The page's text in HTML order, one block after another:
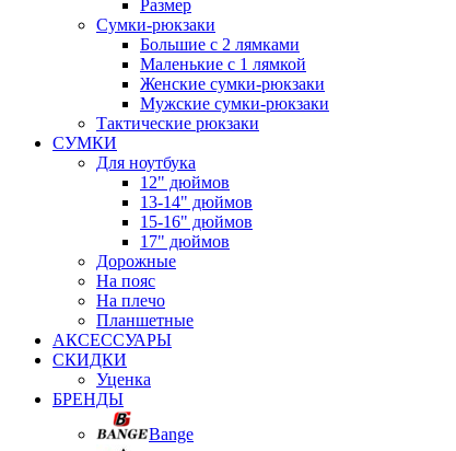
Размер
Сумки-рюкзаки
Большие с 2 лямками
Маленькие с 1 лямкой
Женские сумки-рюкзаки
Мужские сумки-рюкзаки
Тактические рюкзаки
СУМКИ
Для ноутбука
12" дюймов
13-14" дюймов
15-16" дюймов
17" дюймов
Дорожные
На пояс
На плечо
Планшетные
АКСЕССУАРЫ
СКИДКИ
Уценка
БРЕНДЫ
Bange